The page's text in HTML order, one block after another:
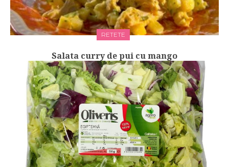
RETETE
Salata curry de pui cu mango